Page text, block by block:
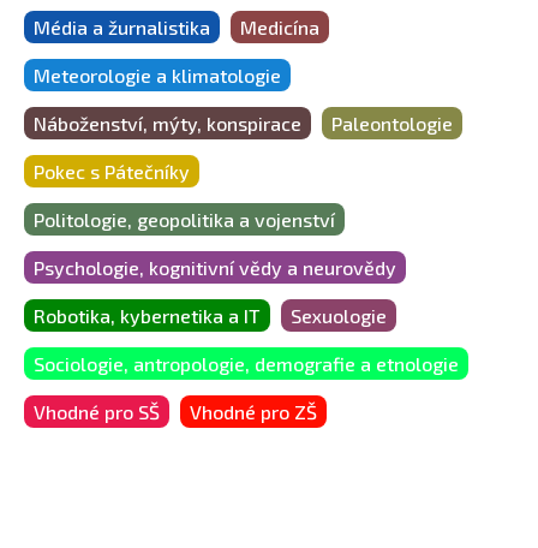
Média a žurnalistika Medicína
Meteorologie a klimatologie
Náboženství, mýty, konspirace Paleontologie
Pokec s Pátečníky
Politologie, geopolitika a vojenství
Psychologie, kognitivní vědy a neurovědy
Robotika, kybernetika a IT Sexuologie
Sociologie, antropologie, demografie a etnologie
Vhodné pro SŠ Vhodné pro ZŠ